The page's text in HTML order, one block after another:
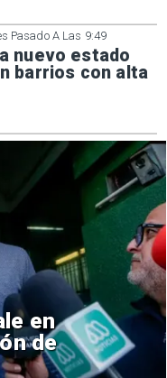
Pasado A Las 9:49
nuevo estado
barrios con alta